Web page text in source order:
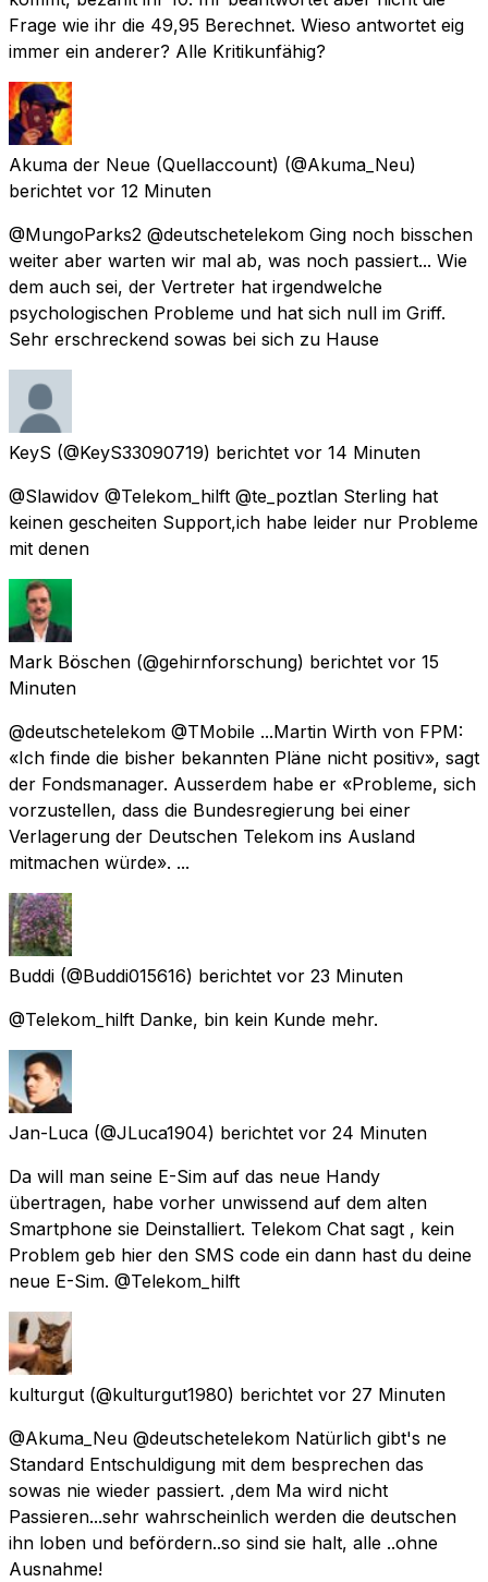
Frage wie ihr die 49,95 Berechnet. Wieso antwortet eig
immer ein anderer? Alle Kritikunfähig?
Akuma der Neue (Quellaccount) (@Akuma_Neu)
berichtet vor 12 Minuten
@MungoParks2 @deutschetelekom Ging noch bisschen
weiter aber warten wir mal ab, was noch passiert... Wie
dem auch sei, der Vertreter hat irgendwelche
psychologischen Probleme und hat sich null im Griff.
Sehr erschreckend sowas bei sich zu Hause
KeyS (@KeyS33090719) berichtet vor 14 Minuten
@Slawidov @Telekom_hilft @te_poztlan Sterling hat
keinen gescheiten Support,ich habe leider nur Probleme
mit denen
Mark Böschen (@gehirnforschung) berichtet vor 15
Minuten
@deutschetelekom @TMobile ...Martin Wirth von FPM:
«Ich finde die bisher bekannten Pläne nicht positiv», sagt
der Fondsmanager. Ausserdem habe er «Probleme, sich
vorzustellen, dass die Bundesregierung bei einer
Verlagerung der Deutschen Telekom ins Ausland
mitmachen würde». ...
Buddi (@Buddi015616) berichtet vor 23 Minuten
@Telekom_hilft Danke, bin kein Kunde mehr.
Jan-Luca (@JLuca1904) berichtet vor 24 Minuten
Da will man seine E-Sim auf das neue Handy
übertragen, habe vorher unwissend auf dem alten
Smartphone sie Deinstalliert. Telekom Chat sagt , kein
Problem geb hier den SMS code ein dann hast du deine
neue E-Sim. @Telekom_hilft
kulturgut (@kulturgut1980) berichtet vor 27 Minuten
@Akuma_Neu @deutschetelekom Natürlich gibt's ne
Standard Entschuldigung mit dem besprechen das
sowas nie wieder passiert. ,dem Ma wird nicht
Passieren...sehr wahrscheinlich werden die deutschen
ihn loben und befördern..so sind sie halt, alle ..ohne
Ausnahme!